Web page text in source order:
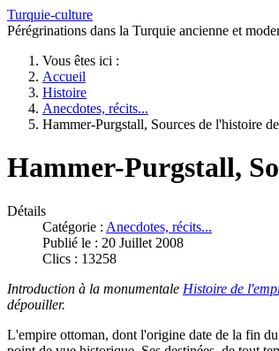
Turquie-culture
Pérégrinations dans la Turquie ancienne et
Vous êtes ici :
Accueil
Histoire
Anecdotes, récits...
Hammer-Purgstall, Sources de l'histoire
Hammer-Purgstall,
Détails
Catégorie : Anecdotes, récits...
Publié le : 20 Juillet 2008
Clics : 13258
Introduction à la monumentale Histoire de
dépouiller.
L'empire ottoman, dont l'origine date de la fin